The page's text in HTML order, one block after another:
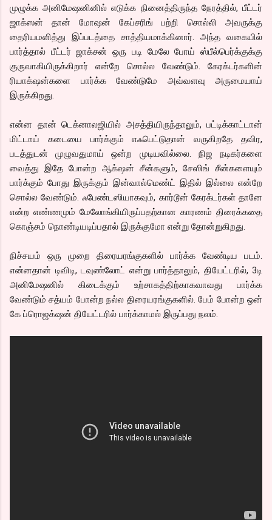
முழுக்க அனிமேஷனினில் எடுக்க நினைத்திருந்த நேரத்தில், பீட்டர்
ஜாக்ஸன் தான் மோஷன் கேப்சரிங் பற்றி சொல்லி அவருக்கு
தைரியமளித்து இப்படத்தை சாத்தியமாக்கினார். அந்த வகையில்
பார்த்தால் பீட்டர் ஜாக்சன் ஒரு படி மேலே போய் ஸ்பீல்பெர்க்குக்கு
குருவாகியிருக்கிறார் என்றே சொல்ல வேண்டும். கேரக்டர்களின்
ரியாக்‌ஷன்களை பார்க்க வேண்டுமே அவ்வளவு அருமையாய்
இருக்கிறது.
என்ன தான் டெக்னாலஜியில் அசத்தியிருந்தாலும், பட்டிக்காட்டான்
மிட்டாய் கடையை பார்க்கும் எஃபெட்டுதான் வருகிறதே தவிர,
படத்துடன் முழுவதுமாய் ஒன்ற முடியவில்லை. நிஜ நடிகர்களை
வைத்து இதே போன்ற ஆக்‌ஷன் சீன்களும், சேஸிங் சீன்களையும்
பார்க்கும் போது இருக்கும் இன்வால்மெண்ட் இதில் இல்லை என்றே
சொல்ல வேண்டும். ஃபேண்டஸியாகவும், கார்டூன் கேரக்டர்கள் தானே
என்ற எண்ணமும் மேலோங்கியிருப்பதற்கான காரணம் திரைக்கதை
கொஞ்சம் நொண்டியடிப்பதால் இருக்குமோ என்று தோன்றுகிறது.
நிச்சயம் ஒரு முறை திரையரங்குகளில் பார்க்க வேண்டிய படம்.
என்னதான் டிவிடி, டவுண்லோட் என்று பார்த்தாலும், தியேட்டரில், 3டி
அனிமேஷனில் கிடைக்கும் உற்சாகத்திற்காகவாவது பார்க்க
வேண்டும் சத்யம் போன்ற நல்ல திரையரங்குகளில். பேம் போன்ற ஒன்
கே ப்ரொஜக்‌ஷன் தியேட்டரில் பார்க்காமல் இருப்பது நலம்.